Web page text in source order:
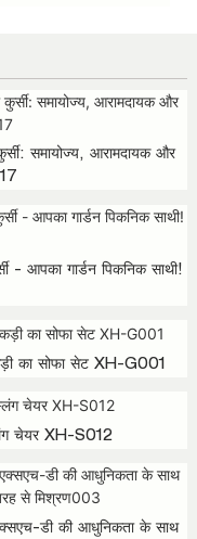
समायोज्य, आरामदायक और
- आपका गार्डन पिकनिक साथी!
का सोफा सेट XH-G001
चेयर XH-S012
डी की आधुनिकता के साथ